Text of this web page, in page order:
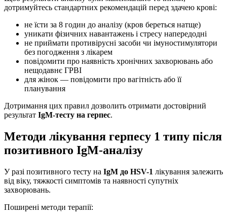
дотримуйтесь стандартних рекомендацій перед здачею крові:
не їсти за 8 годин до аналізу (кров береться натще)
уникати фізичних навантажень і стресу напередодні
не приймати противірусні засоби чи імуностимулятори
без погодження з лікарем
повідомити про наявність хронічних захворювань або
нещодавнє ГРВІ
для жінок — повідомити про вагітність або її
планування
Дотримання цих правил дозволить отримати достовірний
результат IgM-тесту на герпес.
Методи лікування герпесу 1 типу після
позитивного IgM-аналізу
У разі позитивного тесту на IgM до HSV-1 лікування залежить
від віку, тяжкості симптомів та наявності супутніх
захворювань.
Поширені методи терапії: